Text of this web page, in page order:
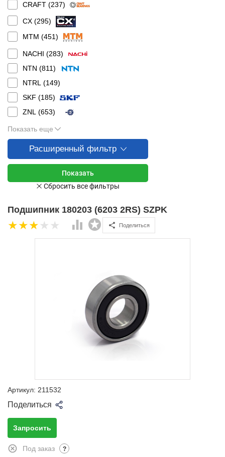
CRAFT (237)
CX (295)
MTM (451)
NACHI (283)
NTN (811)
NTRL (149)
SKF (185)
ZNL (653)
Показать еще
Расширенный фильтр
Подшипник 180203 (6203 2RS) SZPK
Поделиться
Артикул: 211532
Поделиться
Запросить
Под заказ ?